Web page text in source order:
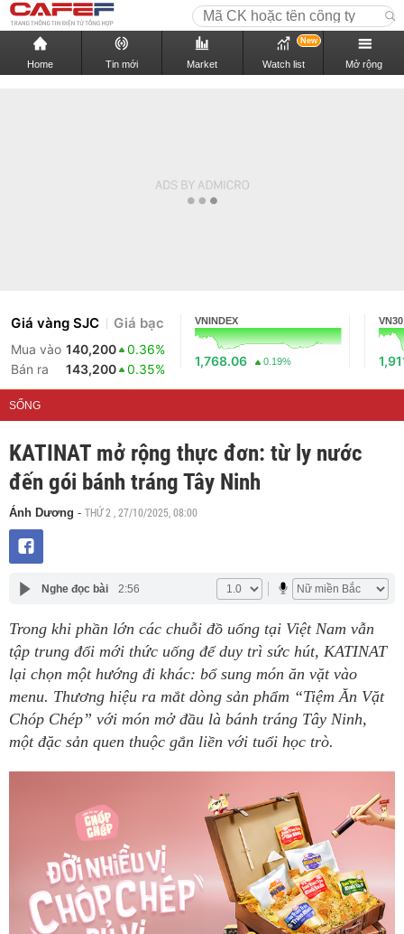
Home Tin mới Market Watch list
New
Mở rộng
Giá vàng SJC Giá bạc
Mua vào 140,200
0.36%
Bán ra
143,200 0.35%
VNINDEX
1,768.06 0.19%
VN30
SỐNG
KATINAT mở rộng thực đơn: từ ly nước
đến gói bánh tráng Tây Ninh
Ánh Dương - THỨ 2 , 27/10/2025, 08:00
Nghe đọc bài 2:56
Trong khi phần lớn các chuỗi đồ uống tại Việt Nam vẫn
tập trung đổi mới thức uống để duy trì sức hút, KATINAT
lại chọn một hướng đi khác: bổ sung món ăn vặt vào
menu. Thương hiệu ra mắt dòng sản phẩm “Tiệm Ăn Vặt
Chóp Chép” với món mở đầu là bánh tráng Tây Ninh,
một đặc sản quen thuộc gắn liền với tuổi học trò.